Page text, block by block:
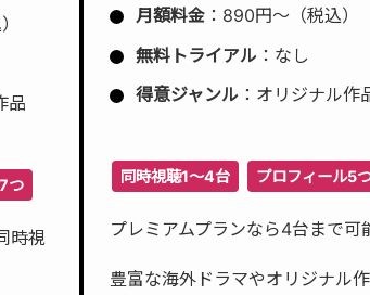
品
つ
時視
月額料金 ：890円〜（税込）
無料トライアル ：なし
得意ジャンル ：オリジナル作
同時視聴1〜4台 プロフィール5
プレミアムプランなら4台まで可
豊富な海外ドラマやオリジナル